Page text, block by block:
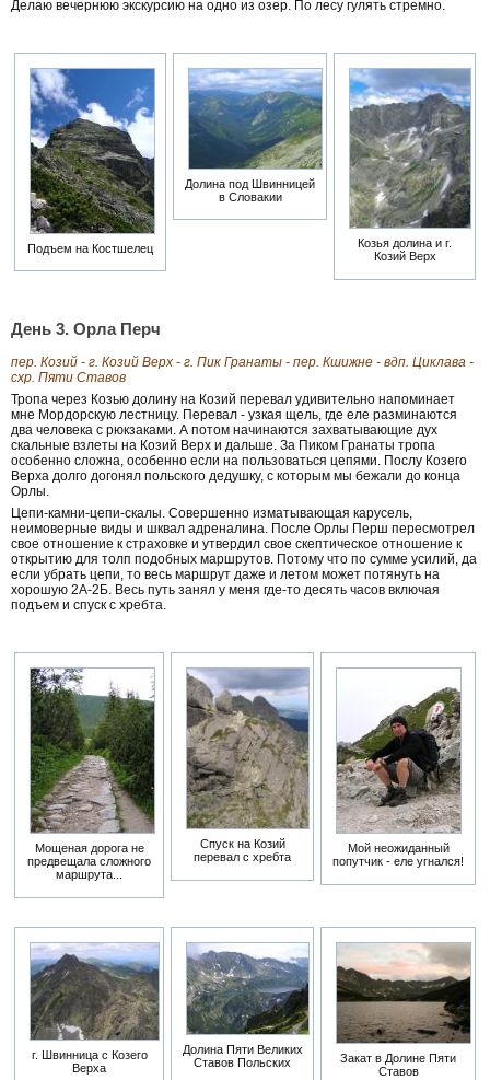
Делаю вечернюю экскурсию на одно из озер. По лесу гулять стремно.
Подъем на Костшелец
Долина под Швинницей
в Словакии
Козья долина и г.
Козий Верх
День 3. Орла Перч
пер. Козий - г. Козий Верх - г. Пик Гранаты - пер. Кшижне - вдп. Циклава -
схр. Пяти Ставов
Тропа через Козью долину на Козий перевал удивительно напоминает
мне Мордорскую лестницу. Перевал - узкая щель, где еле разминаются
два человека с рюкзаками. А потом начинаются захватывающие дух
скальные взлеты на Козий Верх и дальше. За Пиком Гранаты тропа
особенно сложна, особенно если на пользоваться цепями. Послу Козего
Верха долго догонял польского дедушку, с которым мы бежали до конца
Орлы.
Цепи-камни-цепи-скалы. Совершенно изматывающая карусель,
неимоверные виды и шквал адреналина. После Орлы Перш пересмотрел
свое отношение к страховке и утвердил свое скептическое отношение к
открытию для толп подобных маршрутов. Потому что по сумме усилий, да
если убрать цепи, то весь маршрут даже и летом может потянуть на
хорошую 2А-2Б. Весь путь занял у меня где-то десять часов включая
подъем и спуск с хребта.
Мощеная дорога не
предвещала сложного
маршрута...
Спуск на Козий
перевал с хребта
Мой неожиданный
попутчик - еле угнался!
г. Швинница с Козего
Верха
Долина Пяти Великих
Ставов Польских
Закат в Долине Пяти
Ставов